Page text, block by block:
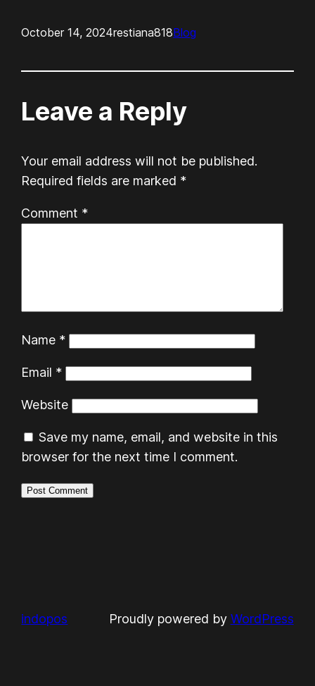
October 14, 2024restiana818Blog
Leave a Reply
Your email address will not be published.
Required fields are marked *
Comment *
Name *
Email *
Website
Save my name, email, and website in this
browser for the next time I comment.
indopos Proudly powered by WordPress